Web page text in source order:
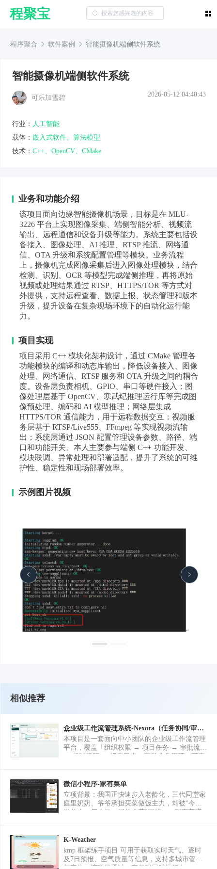
程聚宝
程序聚合 软件案例 智能摄像机端侧软件系统
智能摄像机端侧软件系统
可乐加雪碧 2026-05-12 04:40:43
行业： 人工智能
载体： 嵌入式软件、算法模型
技术： C++、OpenCV、CMake
业务和功能介绍
该项目面向边缘智能摄像机场景，目标是在 MLU-
3226 平台上实现图像采集、端侧智能分析、视频流
输出、远程通信和设备升级等能力。系统主要包括设
备接入、图像处理、AI 推理、RTSP 推流、网络通
信、OTA 升级和系统配置管理等模块。业务流程
上，摄像机完成图像采集后进入图像处理模块，结合
检测、识别、OCR 等模型完成端侧推理，再将原始
视频或处理结果通过 RTSP、HTTPS/TOR 等方式对
外提供，支持远程查看、数据上报、状态管理和版本
升级，提升设备在复杂现场环境下的自动化运行能
力。
项目实现
项目采用 C++ 模块化架构设计，通过 CMake 管理各
功能模块的编译和动态库输出，降低设备接入、图像
处理、网络通信、RTSP 服务和 OTA 升级之间的耦合
度。设备层负责相机、GPIO、串口等硬件接入；图
像处理层基于 OpenCV、寒武纪推理运行库等完成图
像预处理、编码和 AI 模型推理；网络层集成
HTTPS/TOR 通信能力，用于远程数据交互；视频服
务层基于 RTSP/Live555、FFmpeg 等实现视频流输
出；系统层通过 JSON 配置管理设备参数、路径、端
口和功能开关。本人主要参与端侧 C++ 功能开发、
模块联调、异常处理和部署适配，提升了系统的可维
护性、稳定性和现场部署效率。
示例图片视频
相似推荐
企业级工作流管理系统-Nexora（任务协同/审
批/RBAC/异步报表）-Nexora
本项目是一套面向中小团队的企业级工作流管理
平台，覆盖「组织权限 → 项目任务 → 审批流转
→ 超时提醒 → 报表导出」完整业务闭环，可直
户、部门管理；基于 RBAC 的角色与细粒度权限
码，管理员/经理/员工看到不同菜单与数据范
围。 2. 项目与任务：项目创建、任务分配、状
态流转；支持责任人、截止时间与进度跟踪。 3.
摘要等多类通知链路；Celery Beat 定时巡检逾期
任务。 5. 报表中心：支持 Excel / PDF 异步导
出；队列任务完成后下载，Redis/Celery 不可用
微信小程序-家有菜单
立项背景：我国正快速步入老龄化，三代同堂家
庭里奶奶、爷爷承担买菜做饭主力，却被"今天
做什么、怎么做、买什么菜"困扰——现有菜谱
饭助手，用最小操作覆盖"决策—做法—采购"全
链路：字号≥16px、操作≤3 步、触控≥44px。已
上线，一套 uni-app 代码编译微信小程序、H5、
Android、iOS 四端。 核心功能（10 模块，落地
K-Weather
kmp 框架练手项目 可用于获取实时天气、逐时
及7日预报、空气质量等信息，支持多城市管理